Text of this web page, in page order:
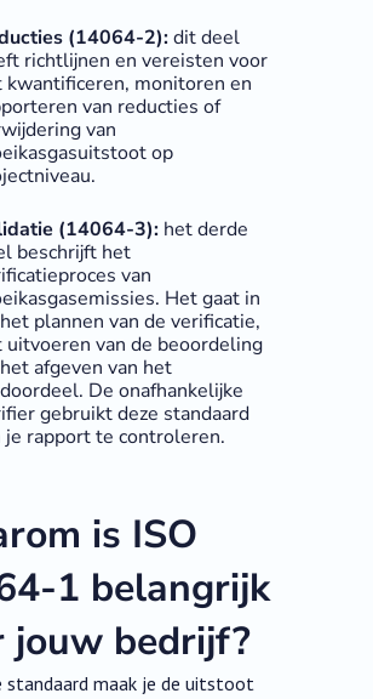
(14064-2):dit deel
richtlijnen en vereisten voor
kwantificeren, monitoren en
van reducties of
van
op
(14064-3): het derde
beschrijft het
van
Het gaat in
plannen van de verificatie,
uitvoeren van de beoordeling
afgeven van het
De onafhankelijke
gebruikt deze standaard
je rapport te controleren.
is ISO
1 belangrijk
jouw bedrijf?
standaard maak je de uitstoot